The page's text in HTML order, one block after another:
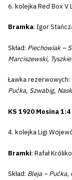
6. kolejka Red Box V
Bramka: Igor
Skład: Piechowiak –
Marciszewski,
Ławka rezerwowych:
Pućka, Szwabig,
KS 1920 Mosina
4. kolejka Ligi
Bramki: Rafał
Skład: Bleja – Pućka,